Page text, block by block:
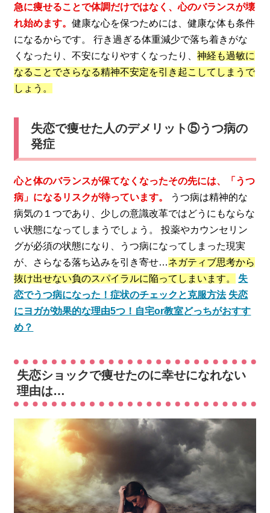
急に痩せることで体調だけではなく、心のバランスが壊
れ始めます。健康な心を保つためには、健康な体も条件
になるからです。 行き過ぎる体重減少で落ち着きがな
くなったり、不安になりやすくなったり、神経も過敏に
なることでさらなる精神不安定を引き起こしてしまうで
しょう。
失恋で痩せた人のデメリット⑤うつ病の
発症
心と体のバランスが保てなくなったその先には、「うつ
病」になるリスクが待っています。
うつ病は精神的な
病気の１つであり、少しの意識改革ではどうにもならな
い状態になってしまうでしょう。 投薬やカウンセリン
グが必須の状態になり、うつ病になってしまった現実
が、さらなる落ち込みを引き寄せ…ネガティブ思考から
抜け出せない負のスパイラルに陥ってしまいます。
失
恋でうつ病になった！症状のチェックと克服方法 失恋
にヨガが効果的な理由5つ！自宅or教室どっちがおすす
め？
失恋ショックで痩せたのに幸せになれない
理由は…